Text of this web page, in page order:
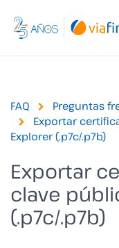
contenido
FAQ
Preguntas
Exportar
Explorer (.p7c/.p7b)
Exportar
clave
(.p7c/.p7b)